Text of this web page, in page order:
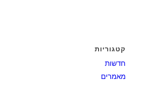
קטגוריות
חדשות
מאמרים